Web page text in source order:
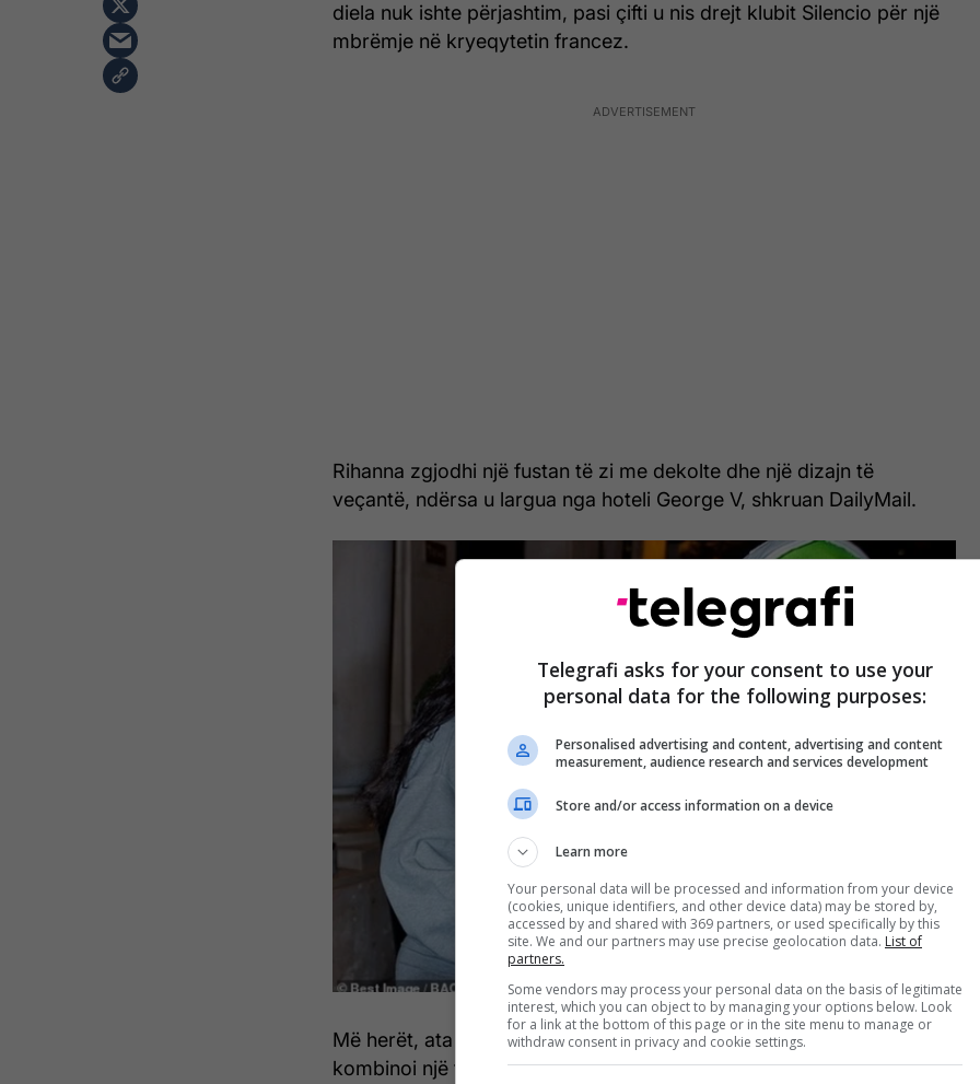
diela nuk ishte përjashtim, pasi çifti u nis drejt klubit Silencio për një
mbrëmje në kryeqytetin francez.
Rihanna zgjodhi një fustan të zi me dekolte dhe një dizajn të
veçantë, ndërsa u largua nga hoteli George V, shkruan DailyMail.
Më herët, ata kishin darkuar në restorantin luksoz Siena, ku Rihanna
kombinoi një fustan maksi gri me një bluzë me kapuç dhe një çantë
Telegrafi asks for your consent to use your
personal data for the following purposes:
Personalised advertising and content, advertising and content
measurement, audience research and services development
Store and/or access information on a device
Learn more
Your personal data will be processed and information from your device
(cookies, unique identifiers, and other device data) may be stored by,
accessed by and shared with 369 partners, or used specifically by this
site. We and our partners may use precise geolocation data. List of
partners.
Some vendors may process your personal data on the basis of legitimate
interest, which you can object to by managing your options below. Look
for a link at the bottom of this page or in the site menu to manage or
withdraw consent in privacy and cookie settings.